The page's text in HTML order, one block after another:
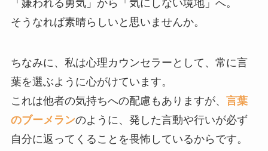
「嫌われる勇気」から「気にしない境地」へ。
そうなれば素晴らしいと思いませんか。
ちなみに、私は心理カウンセラーとして、常に言
葉を選ぶように心がけています。
これは他者の気持ちへの配慮もありますが、 言葉
のブーメランのように、発した言動や行いが必ず
自分に返ってくることを畏怖しているからです。